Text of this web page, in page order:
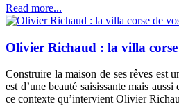
Read more...
Olivier Richaud : la villa
Construire la maison de ses rêves est
est d’une beauté saisissante mais
ce contexte qu’intervient Olivier